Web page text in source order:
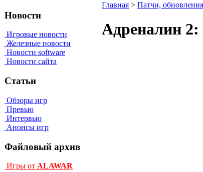
Новости
Игровые новости
Железные новости
Новости software
Новости сайта
Статьи
Обзоры игр
Превью
Интервью
Анонсы игр
Файловый архив
Игры от ALAWAR
Главная > Патчи, обновления
Адреналин